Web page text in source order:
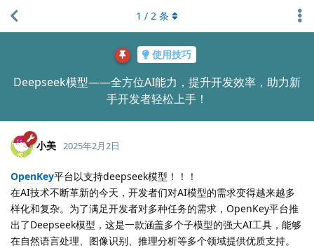
使用技巧
Deepseek模型——全方位AI能力，提升开发效率，助力新
手开发者轻松上手！
1 / 2 条
小美 2025年2月2日
OpenKey平台以支持deepseek模型！！！
在AI技术不断革新的今天，开发者们对AI模型的需求变得越来越多
样化和复杂。为了满足开发者对多种任务的需求，OpenKey平台推
出了Deepseek模型，这是一款涵盖多个子模型的强大AI工具，能够
在自然语言处理、图像识别、推理分析等多个领域提供优质支持。